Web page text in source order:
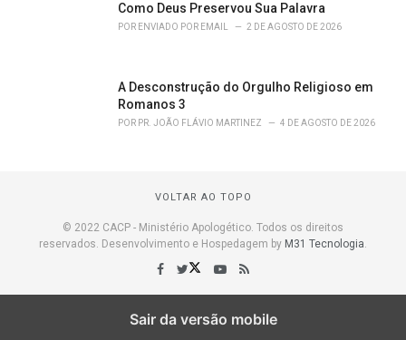
Como Deus Preservou Sua Palavra
POR ENVIADO POR EMAIL 2 DE AGOSTO DE 2026
A Desconstrução do Orgulho Religioso em
Romanos 3
POR PR. JOÃO FLÁVIO MARTINEZ 4 DE AGOSTO DE 2026
VOLTAR AO TOPO
© 2022 CACP - Ministério Apologético. Todos os direitos
reservados. Desenvolvimento e Hospedagem by M31 Tecnologia
Sair da versão mobile